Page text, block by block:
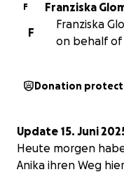
F Franziska
F
Franziska
on behalf of
Donation
Update 15. Juni
Heute morgen
Anika ihren Weg